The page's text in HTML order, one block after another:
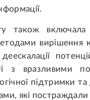
також
вирішення
з вразливими
підтримки
які постраждали